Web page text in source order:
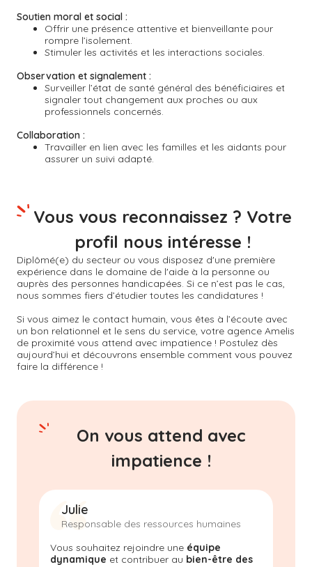
Soutien moral et social :
Offrir une présence attentive et bienveillante pour
rompre l’isolement.
Stimuler les activités et les interactions sociales.
Observation et signalement :
Surveiller l’état de santé général des bénéficiaires et
signaler tout changement aux proches ou aux
professionnels concernés.
Collaboration :
Travailler en lien avec les familles et les aidants pour
assurer un suivi adapté.
Diplômé(e) du secteur ou vous disposez d'une première
expérience dans le domaine de l'aide à la personne ou
auprès des personnes handicapées. Si ce n’est pas le cas,
nous sommes fiers d’étudier toutes les candidatures !
Si vous aimez le contact humain, vous êtes à l’écoute avec
un bon relationnel et le sens du service, votre agence Amelis
de proximité vous attend avec impatience ! Postulez dès
aujourd’hui et découvrons ensemble comment vous pouvez
faire la différence !
Vous vous reconnaissez ? Votre
profil nous intéresse !
On vous attend avec
impatience !
Julie
Responsable des ressources humaines
Vous souhaitez rejoindre une équipe
dynamique et contribuer au bien-être des